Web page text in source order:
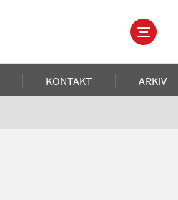
KONTAKT ARKIV